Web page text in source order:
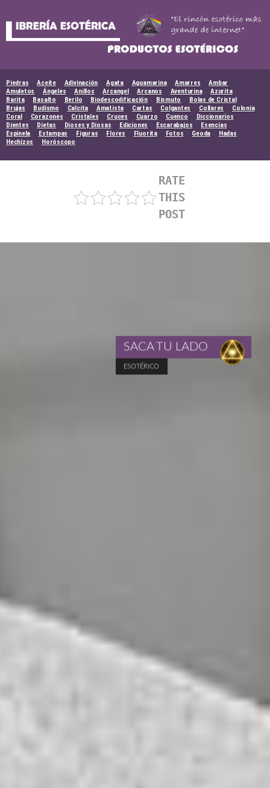
Piedras Aceite Adivinación Agata Aguamarina Amarres
Ambar
Amuletos
Ángeles Anillos Arcangel Arcanos Aventurina
Azurita
Barita
Basalto Berilo Biodescodificación Bismuto
Bolas de Cristal
Brujas
Budismo Calcita Amatista Cartas Colgantes Collares
Colonia
Coral
Corazones Cristales Cruces Cuarzo Cuenco
Diccionarios
Dientes
Dietas Dioses y Diosas Ediciones Escarabajos
Esencias
Espinela
Estampas Figuras Flores Fluorita Fotos Geoda
Hadas
Hechizos
Horóscopo
RATE
THIS
POST
ESOTÉRICO
SACA TU LADO